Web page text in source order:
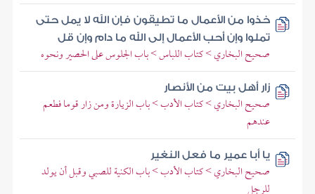
خذوا من الأعمال ما تطيقون فإن الله لا يمل حتى
تملوا وإن أحب الأعمال إلى الله ما دام وإن قل
صحيح البخاري > كتاب اللباس > باب الجلوس على الحصير ونحوه
زار أهل بيت من الأنصار
صحيح البخاري > كتاب الأدب > باب الزيارة ومن زار قوما فطعم
عندهم
يا أبا عمير ما فعل النغير
صحيح البخاري > كتاب الأدب > باب الكنية للصبي وقبل أن يولد
للرجل